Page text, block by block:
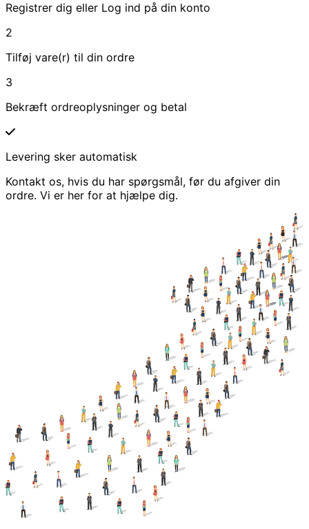
Registrer dig eller Log ind på din konto
2
Tilføj vare(r) til din ordre
3
Bekræft ordreoplysninger og betal
Levering sker automatisk
Kontakt os, hvis du har spørgsmål, før du afgiver din
ordre. Vi er her for at hjælpe dig.